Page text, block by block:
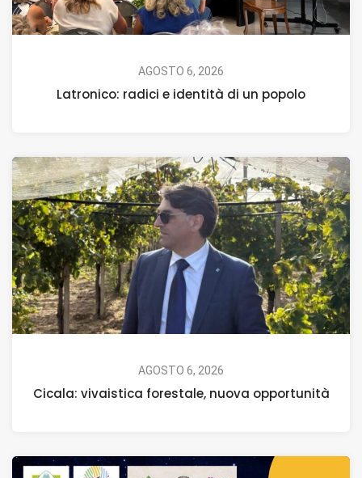
AGOSTO 6, 2026
Latronico: radici e identità di un popolo
AGOSTO 6, 2026
Cicala: vivaistica forestale, nuova opportunità